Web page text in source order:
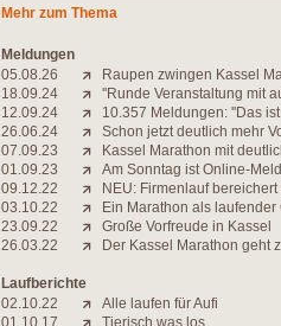
Mehr zum Thema
Meldungen
05.08.26
Raupen zwingen Kassel
18.09.24
''Runde Veranstaltung mit
12.09.24
10.357 Meldungen: ''Das
26.06.24
Schon jetzt deutlich mehr
07.09.23
Kassel Marathon mit
01.09.23
Am Sonntag ist Online-
09.12.22
NEU: Firmenlauf
03.10.22
Ein Marathon als laufender
23.09.22
Große Vorfreude in Kassel
26.03.22
Der Kassel Marathon geht
Laufberichte
02.10.22
Alle laufen für Aufi
01.10.17
Tierisch was los